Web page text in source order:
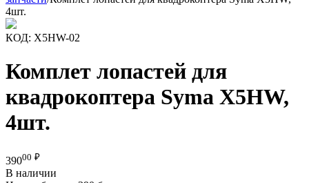
4шт.
КОД: X5HW-02
Комплет лопастей для
квадрокоптера Syma X5HW,
4шт.
39000 ₽
В наличии